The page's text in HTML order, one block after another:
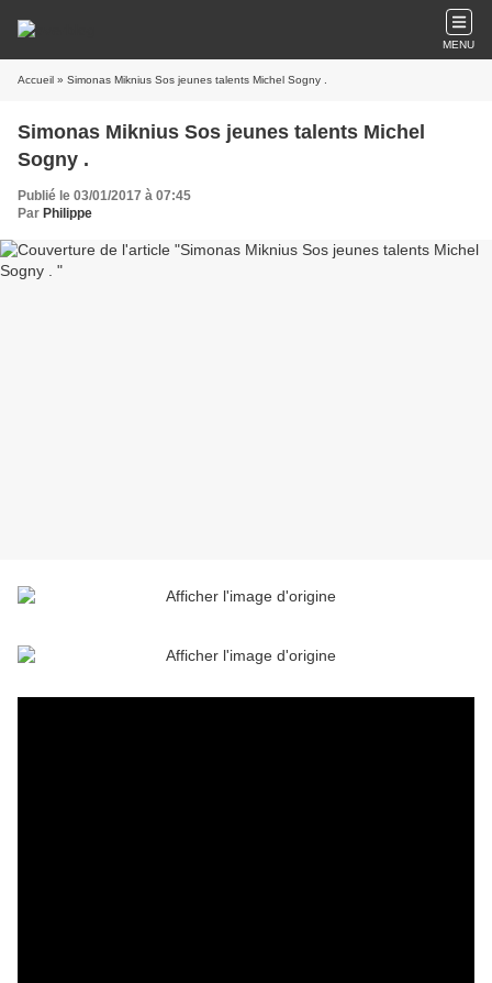
MENU
Accueil » Simonas Miknius Sos jeunes talents Michel Sogny .
Simonas Miknius Sos jeunes talents Michel
Sogny .
Publié le 03/01/2017 à 07:45
Par Philippe